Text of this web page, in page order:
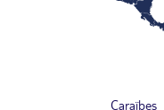
Caraïbes